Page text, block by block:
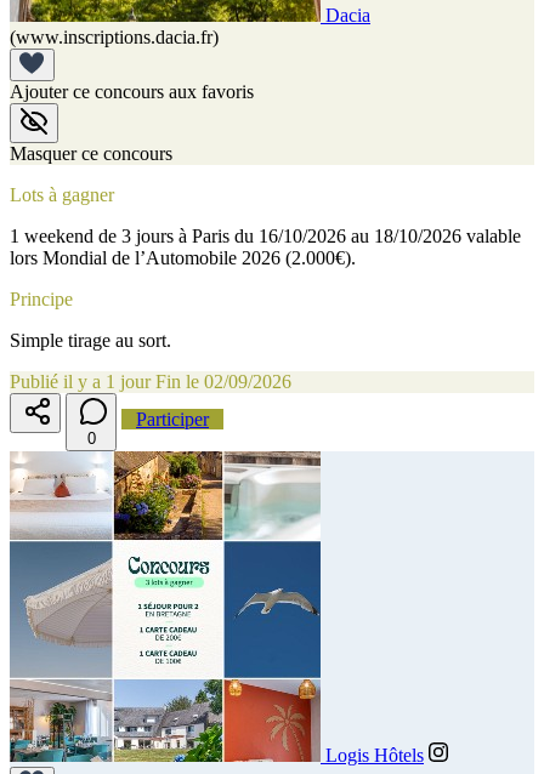
Dacia
(www.inscriptions.dacia.fr)
Ajouter ce concours aux favoris
Masquer ce concours
Lots à gagner
1 weekend de 3 jours à Paris du 16/10/2026 au 18/10/2026 valable
lors Mondial de l’Automobile 2026 (2.000€).
Principe
Simple tirage au sort.
Publié il y a 1 jour Fin le 02/09/2026
0
Participer
Logis Hôtels